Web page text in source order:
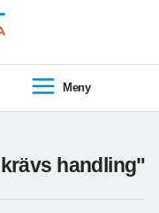
Meny
handling"